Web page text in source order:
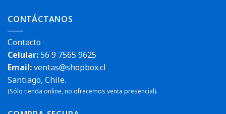
CONTÁCTANOS
Contacto
Celular:56 9 7565 9625
Email:ventas@shopbox.cl
Santiago, Chile.
(Sólo tienda online, no ofrecemos venta presencial).